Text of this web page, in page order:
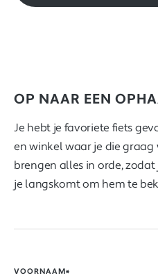
OP NAAR EEN
Je hebt je favoriete fiets
en winkel waar je die graag
brengen alles in orde,
je langskomt om hem te
VOORNAAM*